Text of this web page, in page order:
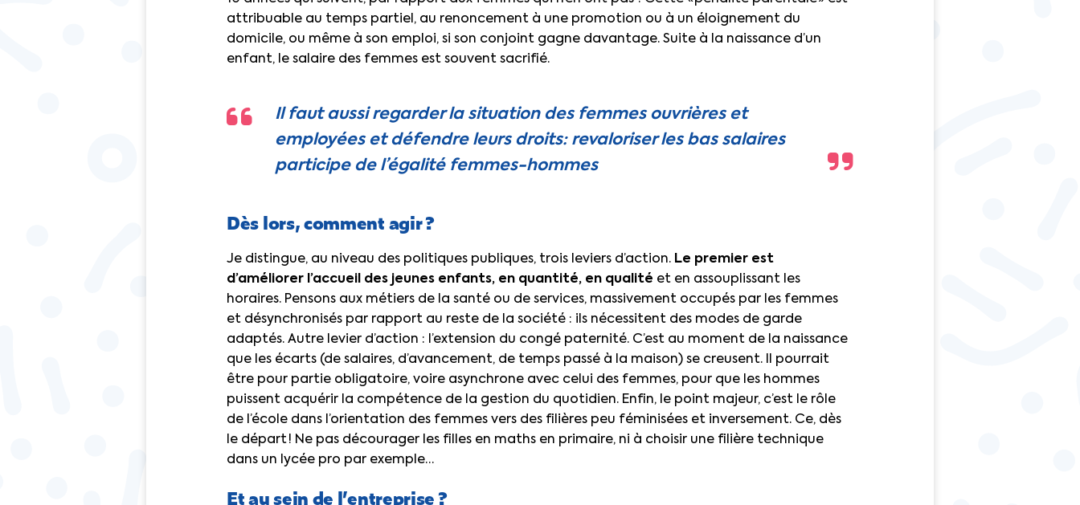
attribuable au temps partiel, au renoncement à une promotion ou à un éloignement du
domicile, ou même à son emploi, si son conjoint gagne davantage. Suite à la naissance d’un
enfant, le salaire des femmes est souvent sacrifié.
Il faut aussi regarder la situation des femmes ouvrières et
employées et défendre leurs droits: revaloriser les bas salaires
participe de l’égalité femmes-hommes
Dès lors, comment agir ?
Je distingue, au niveau des politiques publiques, trois leviers d’action. Le premier est
d’améliorer l’accueil des jeunes enfants, en quantité, en qualité et en assouplissant les
horaires. Pensons aux métiers de la santé ou de services, massivement occupés par les femmes
et désynchronisés par rapport au reste de la société : ils nécessitent des modes de garde
adaptés. Autre levier d’action : l’extension du congé paternité. C’est au moment de la naissance
que les écarts (de salaires, d’avancement, de temps passé à la maison) se creusent. Il pourrait
être pour partie obligatoire, voire asynchrone avec celui des femmes, pour que les hommes
puissent acquérir la compétence de la gestion du quotidien. Enfin, le point majeur, c’est le rôle
de l’école dans l’orientation des femmes vers des filières peu féminisées et inversement. Ce, dès
le départ ! Ne pas décourager les filles en maths en primaire, ni à choisir une filière technique
dans un lycée pro par exemple…
Et au sein de l’entreprise ?